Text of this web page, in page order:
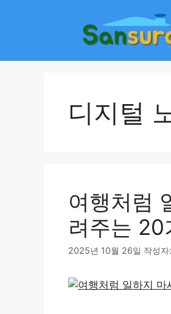
디지털
여행처럼
려주는 20
2025년 10월 26일 작성자: